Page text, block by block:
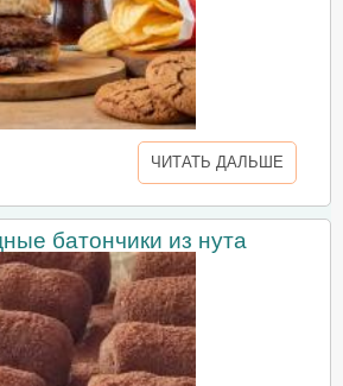
ЧИТАТЬ ДАЛЬШЕ
батончики из нута